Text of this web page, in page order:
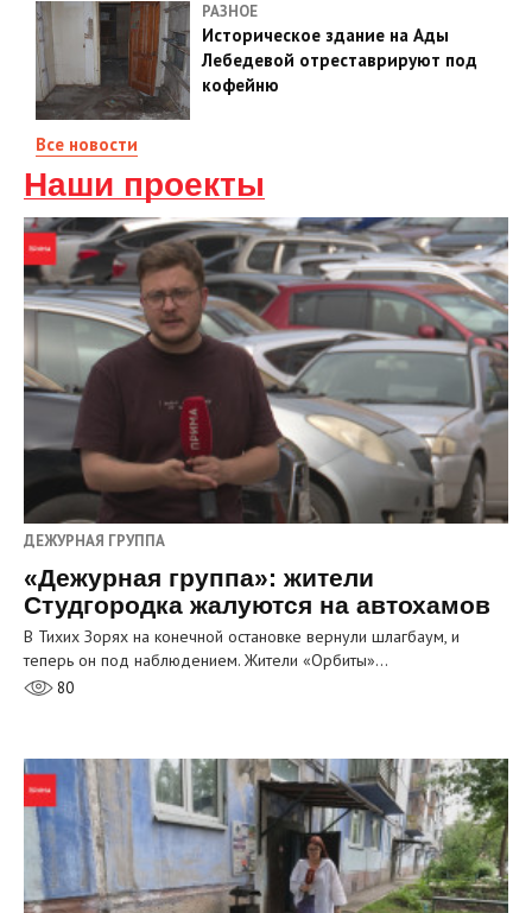
РАЗНОЕ
Историческое здание на Ады
Лебедевой отреставрируют под
кофейню
Все новости
Наши проекты
ДЕЖУРНАЯ ГРУППА
«Дежурная группа»: жители
Студгородка жалуются на автохамов
В Тихих Зорях на конечной остановке вернули шлагбаум, и
теперь он под наблюдением. Жители «Орбиты»…
80